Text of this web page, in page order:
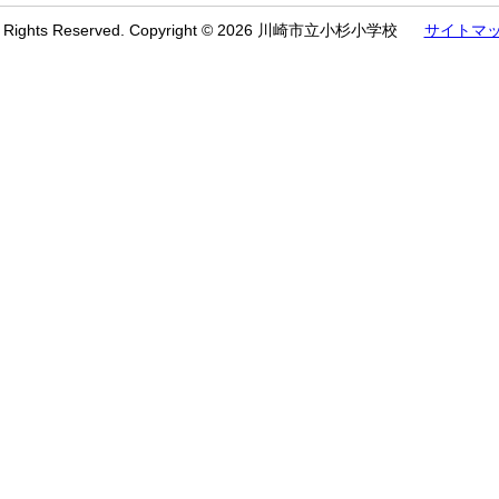
Rights Reserved. Copyright © 2026 川崎市立小杉小学校 サイトマ